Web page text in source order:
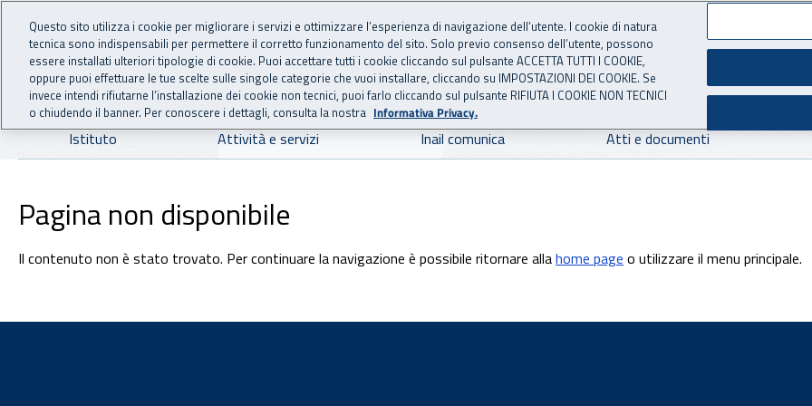
Vai al menu principale
Vai al contenuto principale
INAIL - Istituto Nazionale per l'Assicurazione
Navigazione principale
Istituto Attività e servizi Inail comunica Atti e documenti
Pagina non disponibile
Il contenuto non è stato trovato. Per continuare la navigazione è possibile ritornare allahome page o utilizzare il menu principale.
Questo sito utilizza i cookie per migliorare i servizi e ottimizzare l’esperienza di navigazione dell’utente. I cookie di natura
tecnica sono indispensabili per permettere il corretto funzionamento del sito. Solo previo consenso dell’utente, possono
essere installati ulteriori tipologie di cookie. Puoi accettare tutti i cookie cliccando sul pulsante ACCETTA TUTTI I COOKIE,
oppure puoi effettuare le tue scelte sulle singole categorie che vuoi installare, cliccando su IMPOSTAZIONI DEI COOKIE. Se
invece intendi rifiutarne l’installazione dei cookie non tecnici, puoi farlo cliccando sul pulsante RIFIUTA I COOKIE NON TECNICI
o chiudendo il banner. Per conoscere i dettagli, consulta la nostra Informativa Privacy.